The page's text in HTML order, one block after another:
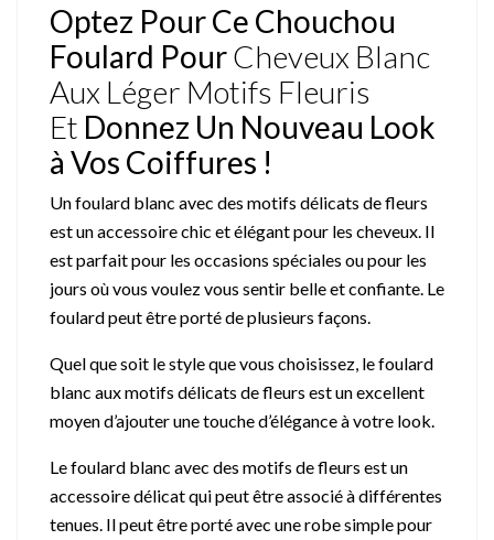
Optez Pour Ce Chouchou
Foulard PourCheveux Blanc
Aux Léger Motifs Fleuris
Et Donnez Un Nouveau Look
à Vos Coiffures !
Un foulard blanc avec des motifs délicats de fleurs
est un accessoire chic et élégant pour les cheveux. Il
est parfait pour les occasions spéciales ou pour les
jours où vous voulez vous sentir belle et confiante. Le
foulard peut être porté de plusieurs façons.
Quel que soit le style que vous choisissez, le foulard
blanc aux motifs délicats de fleurs est un excellent
moyen d’ajouter une touche d’élégance à votre look.
Le foulard blanc avec des motifs de fleurs est un
accessoire délicat qui peut être associé à différentes
tenues. Il peut être porté avec une robe simple pour